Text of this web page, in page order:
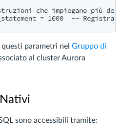
che impiegano più
= 1000 -- Registra
parametri nel Gruppo di
al cluster Aurora
sono accessibili tramite: